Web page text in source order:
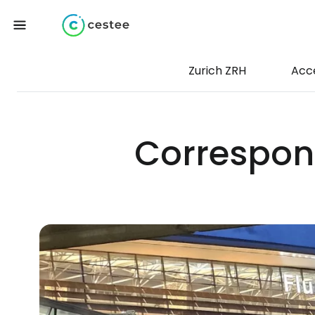
Zurich ZRH